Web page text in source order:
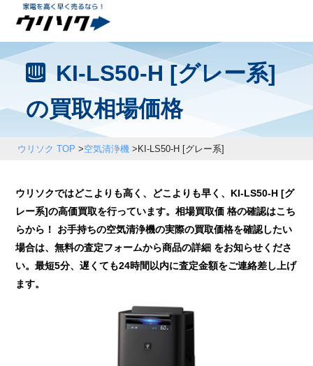
KI-LS50-H [グレー系]
の買取相場価格
ウリソク TOP >空気清浄機> KI-LS50-H [グレー系]
ウリソクではどこよりも高く、どこよりも早く、KI-LS50-H [グ
レー系]の高価買取を行っています。相場買取価 格の確認はこち
らから！ お手持ちの空気清浄機の実際の買取価格を確認したい
場合は、無料の査定フォームから商品の詳細 をお知らせくださ
い。最短5分、遅くても24時間以内に査定金額をご連絡差し上げ
ます。